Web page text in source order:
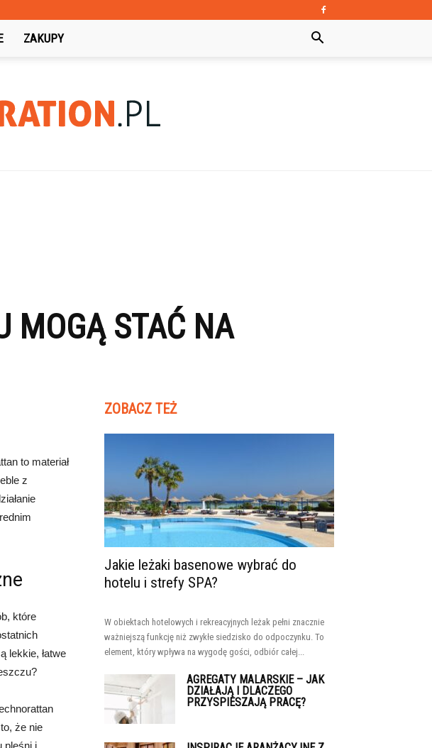
ZAKUPY
MOGĄ STAĆ NA
to materiał
z
które
lekkie, łatwe
że nie
pleśni i
ZOBACZ TEŻ
Jakie leżaki basenowe wybrać do
hotelu i strefy SPA?
W obiektach hotelowych i rekreacyjnych leżak pełni znacznie
ważniejszą funkcję niż zwykłe siedzisko do odpoczynku. To
element, który wpływa na wygodę gości, odbiór całej...
AGREGATY MALARSKIE – JAK
DZIAŁAJĄ I DLACZEGO
PRZYSPIESZAJĄ PRACĘ?